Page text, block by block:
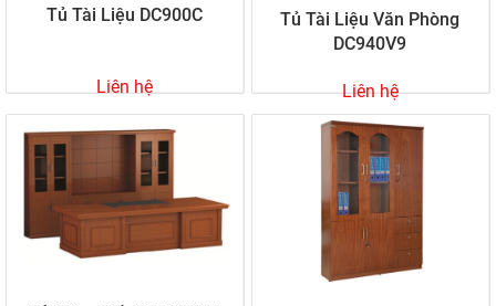
Tủ Tài Liệu DC900C
Liên hệ
Tủ Tài Liệu Văn Phòng
DC940V9
Liên hệ